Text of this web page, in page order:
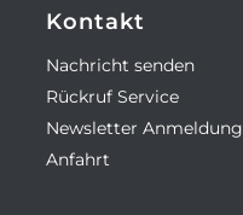
Kontakt
Nachricht senden
Rückruf Service
Newsletter Anmeldung
Anfahrt